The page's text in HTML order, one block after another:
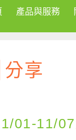
產品與服務
分享
01-11/07